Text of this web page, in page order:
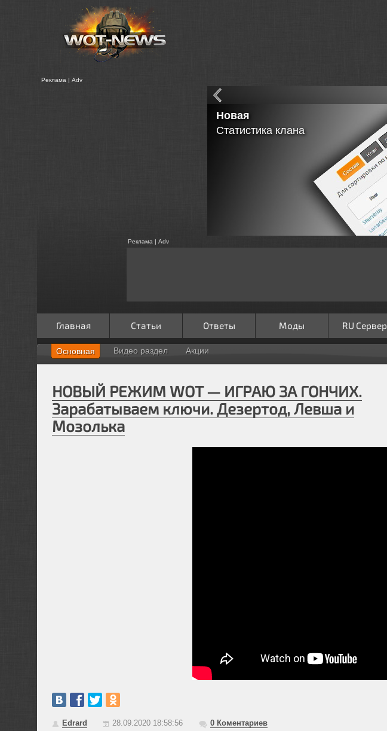
Реклама | Adv
Новая
Статистика клана
Реклама | Adv
Главная Статьи Ответы Моды RU Сервер
Основная Видео раздел Акции
НОВЫЙ РЕЖИМ WOT — ИГРАЮ ЗА ГОНЧИХ.
Зарабатываем ключи. Дезертод, Левша и
Мозолька
Edrard 28.09.2020 18:58:56 0Коментариев